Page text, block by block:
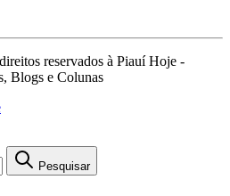
reservados à Piauí Hoje -
Blogs e Colunas
Pesquisar